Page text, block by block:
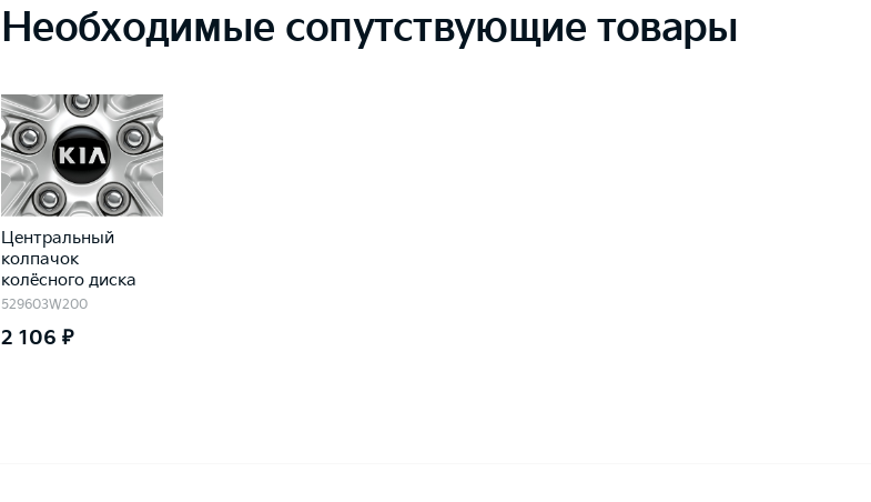
Необходимые сопутствующие товары
Центральный
колпачок
колёсного диска
529603W200
2 106 ₽